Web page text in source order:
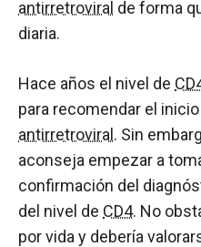
antirretroviral de forma
diaria.
Hace años el nivel de
para recomendar el
antirretroviral . Sin
aconseja empezar a
confirmación del
del nivel de CD4. No
por vida y debería